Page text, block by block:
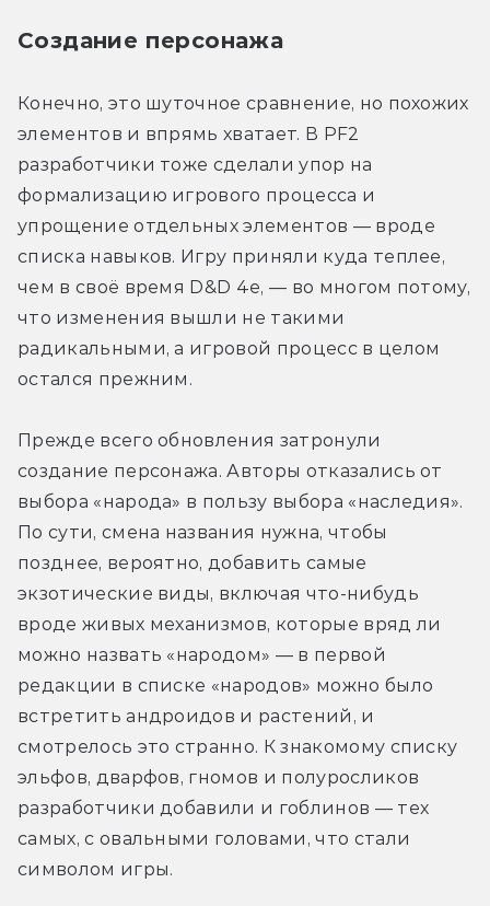
Создание персонажа
Конечно, это шуточное сравнение, но похожих
элементов и впрямь хватает. В PF2
разработчики тоже сделали упор на
формализацию игрового процесса и
упрощение отдельных элементов — вроде
списка навыков. Игру приняли куда теплее,
чем в своё время D&D 4e, — во многом потому,
что изменения вышли не такими
радикальными, а игровой процесс в целом
остался прежним.
Прежде всего обновления затронули
создание персонажа. Авторы отказались от
выбора «народа» в пользу выбора «наследия».
По сути, смена названия нужна, чтобы
позднее, вероятно, добавить самые
экзотические виды, включая что-нибудь
вроде живых механизмов, которые вряд ли
можно назвать «народом» — в первой
редакции в списке «народов» можно было
встретить андроидов и растений, и
смотрелось это странно. К знакомому списку
эльфов, дварфов, гномов и полуросликов
разработчики добавили и гоблинов — тех
самых, с овальными головами, что стали
символом игры.